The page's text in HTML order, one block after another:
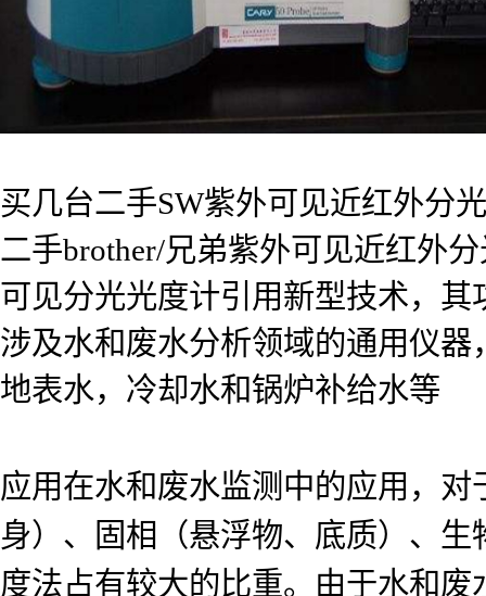
买几台二手SW紫外可见近红外分
二手brother/兄弟紫外可见近红外
可见分光光度计引用新型技术，
涉及水和废水分析领域的通用仪
地表水，冷却水和锅炉补给水等
应用在水和废水监测中的应用，
身）、固相（悬浮物、底质）、
度法占有较大的比重。由于水和